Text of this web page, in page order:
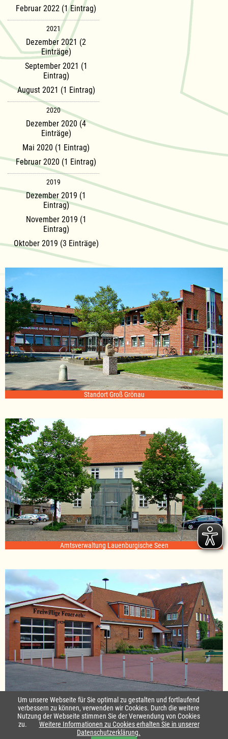
Februar 2022 (1 Eintrag)
2021
Dezember 2021 (2
Einträge)
September 2021 (1
Eintrag)
August 2021 (1 Eintrag)
2020
Dezember 2020 (4
Einträge)
Mai 2020 (1 Eintrag)
Februar 2020 (1 Eintrag)
2019
Dezember 2019 (1
Eintrag)
November 2019 (1
Eintrag)
Oktober 2019 (3 Einträge)
Standort Groß Grönau
Amtsverwaltung Lauenburgische Seen
Standort Sterley
Startseite|Kontakt
Impressum & Datenschutz|Barrierefreiheit
Um unsere Webseite für Sie optimal zu gestalten und fortlaufend
verbessern zu können, verwenden wir Cookies. Durch die weitere
Nutzung der Webseite stimmen Sie der Verwendung von Cookies
zu.
Weitere Informationen zu Cookies erhalten Sie in unserer
Datenschutzerklärung.